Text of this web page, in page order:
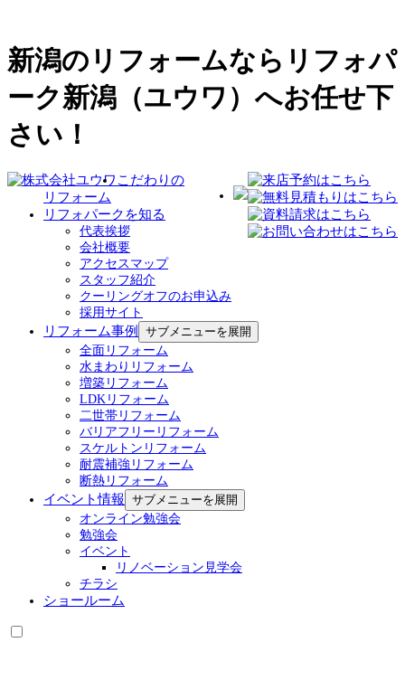
新潟のリフォームならリフォパ
ーク新潟（ユウワ）へお任せ下
さい！
こだわりの
リフォーム
リフォパークを知る
代表挨拶
会社概要
アクセスマップ
スタッフ紹介
クーリングオフのお申込み
採用サイト
リフォーム事例
サブメニューを展開
全面リフォーム
水まわりリフォーム
増築リフォーム
LDKリフォーム
二世帯リフォーム
バリアフリーリフォーム
スケルトンリフォーム
耐震補強リフォーム
断熱リフォーム
イベント情報 サブメニューを展開
オンライン勉強会
勉強会
イベント
リノベーション見学会
チラシ
ショールーム